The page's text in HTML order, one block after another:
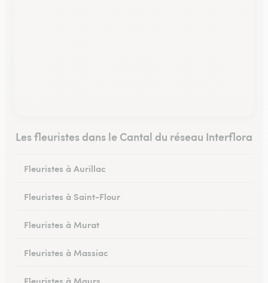
Les fleuristes dans le Cantal du réseau Interflora
Fleuristes à Aurillac
Fleuristes à Saint-Flour
Fleuristes à Murat
Fleuristes à Massiac
Fleuristes à Maurs